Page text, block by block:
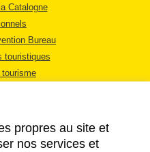
Catalogne
Bureau
touristiques
propres au site et
nos services et